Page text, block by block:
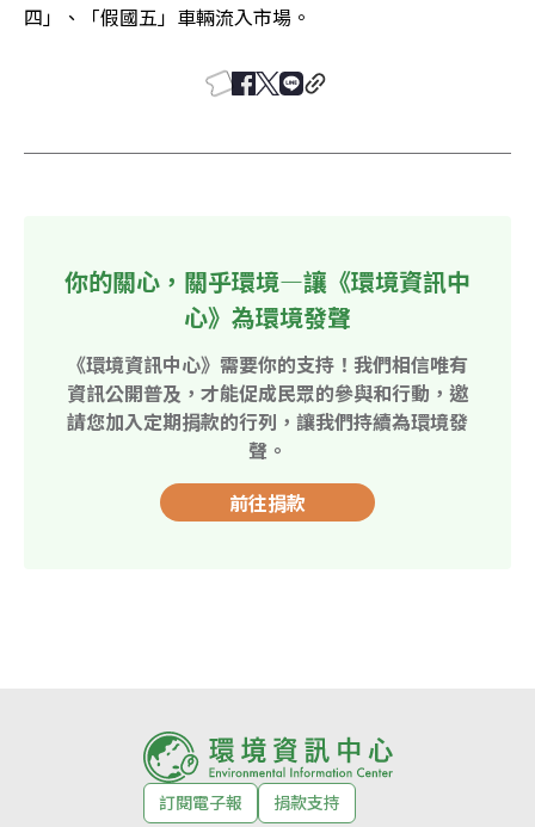
四」、「假國五」車輛流入市場。
你的關心，關乎環境—讓《環境資訊中
心》為環境發聲
《環境資訊中心》需要你的支持！我們相信唯有
資訊公開普及，才能促成民眾的參與和行動，邀
請您加入定期捐款的行列，讓我們持續為環境發
聲。
前往捐款
訂閱電子報 捐款支持